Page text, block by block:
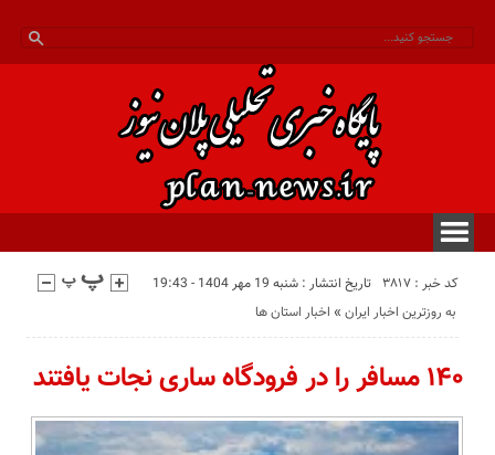
کد خبر : 3817
تاریخ انتشار : شنبه 19 مهر 1404 - 19:43
اخبار استان ها « به روزترین اخبار ایران
۱۴۰ مسافر را در فرودگاه ساری نجات یافتند